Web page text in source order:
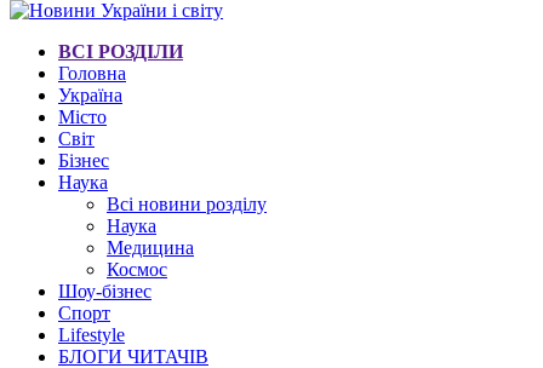
ВСІ РОЗДІЛИ
Головна
Україна
Місто
Світ
Бізнес
Наука
Всі новини розділу
Наука
Медицина
Космос
Шоу-бізнес
Спорт
Lifestyle
БЛОГИ ЧИТАЧІВ